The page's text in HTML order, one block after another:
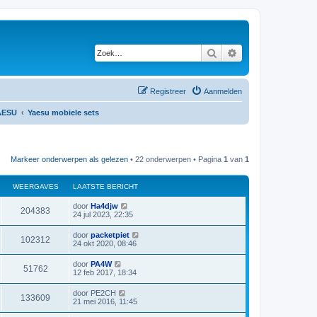
Zoek
Aanmelden
Registreer
Yaesu mobiele sets
Markeer onderwerpen als gelezen • 22 onderwerpen • Pagina 1 van 1
WEERGAVES LAATSTE BERICHT
204383
e
g
L
a
s
t
e
b
e
r
c
h
t
door Ha4djw
24 jul 2023, 22:35
102312
e
g
L
a
s
t
e
b
e
r
door packetpiet
24 okt 2020, 08:46
51762W
e
L
a
s
t
e
door PA4W
12 feb 2017, 18:34
133609
L
a
door PE2CH
21 mei 2016, 11:45